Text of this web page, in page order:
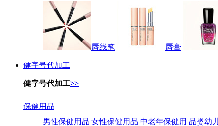
唇线笔 唇膏
健字号代加工
健字号代加工>>
保健用品
男性保健用品 女性保健用品 中老年保健用 品婴幼